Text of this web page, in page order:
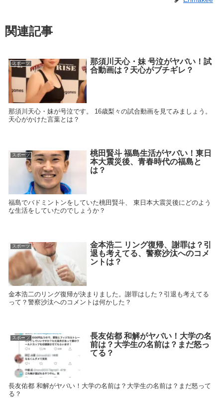
関連記事
スポーツ
那須川天心・妹 号泣がヤバい！試
合動画は？天心がブチギレ？
那須川天心・妹が号泣です。 16歳梨々の試合動画を見てみましょう。
天心がかけた言葉とは？
スポーツ
桃田賢斗 福島生活がヤバい！東日
本大震災後、青春時代の福島と
は？
福島でバドミントンをしていた桃田賢斗、 東日本大震災後にどのよう
な生活をしていたのでしょうか？
スポーツ
金本浩二 リング復帰、謝罪は？引
退も考えてる、警察沙汰へのコメ
ントは？
金本浩二のリング復帰が決まりました。謝罪はした？引退も考えてる
って？警察沙汰へのコメントは何かした？
スポーツ
長友佑都 和解がヤバい！大学の名
前は？大学生の名前は？まだ怒っ
てる？
長友佑都 和解がヤバい！大学の名前は？大学生の名前は？まだ怒って
る？